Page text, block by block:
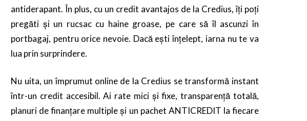
antiderapant. În plus, cu un credit avantajos de la Credius, îți poți
pregăti și un rucsac cu haine groase, pe care să îl ascunzi în
portbagaj, pentru orice nevoie. Dacă ești înțelept, iarna nu te va
lua prin surprindere.
Nu uita, un împrumut online de la Credius se transformă instant
într-un credit accesibil. Ai rate mici și fixe, transparență totală,
planuri de finanțare multiple și un pachet ANTICREDIT la fiecare